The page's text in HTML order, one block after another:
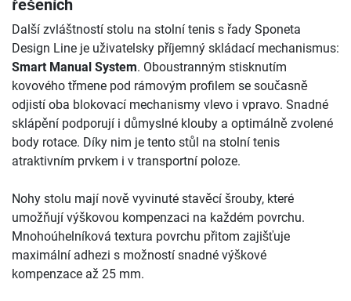
řešeních
Další zvláštností stolu na stolní tenis s řady Sponeta
Design Line je uživatelsky příjemný skládací mechanismus:
Smart Manual System. Oboustranným stisknutím
kovového třmene pod rámovým profilem se současně
odjistí oba blokovací mechanismy vlevo i vpravo. Snadné
sklápění podporují i důmyslné klouby a optimálně zvolené
body rotace. Díky nim je tento stůl na stolní tenis
atraktivním prvkem i v transportní poloze.
Nohy stolu mají nově vyvinuté stavěcí šrouby, které
umožňují výškovou kompenzaci na každém povrchu.
Mnohoúhelníková textura povrchu přitom zajišťuje
maximální adhezi s možností snadné výškové
kompenzace až 25 mm.